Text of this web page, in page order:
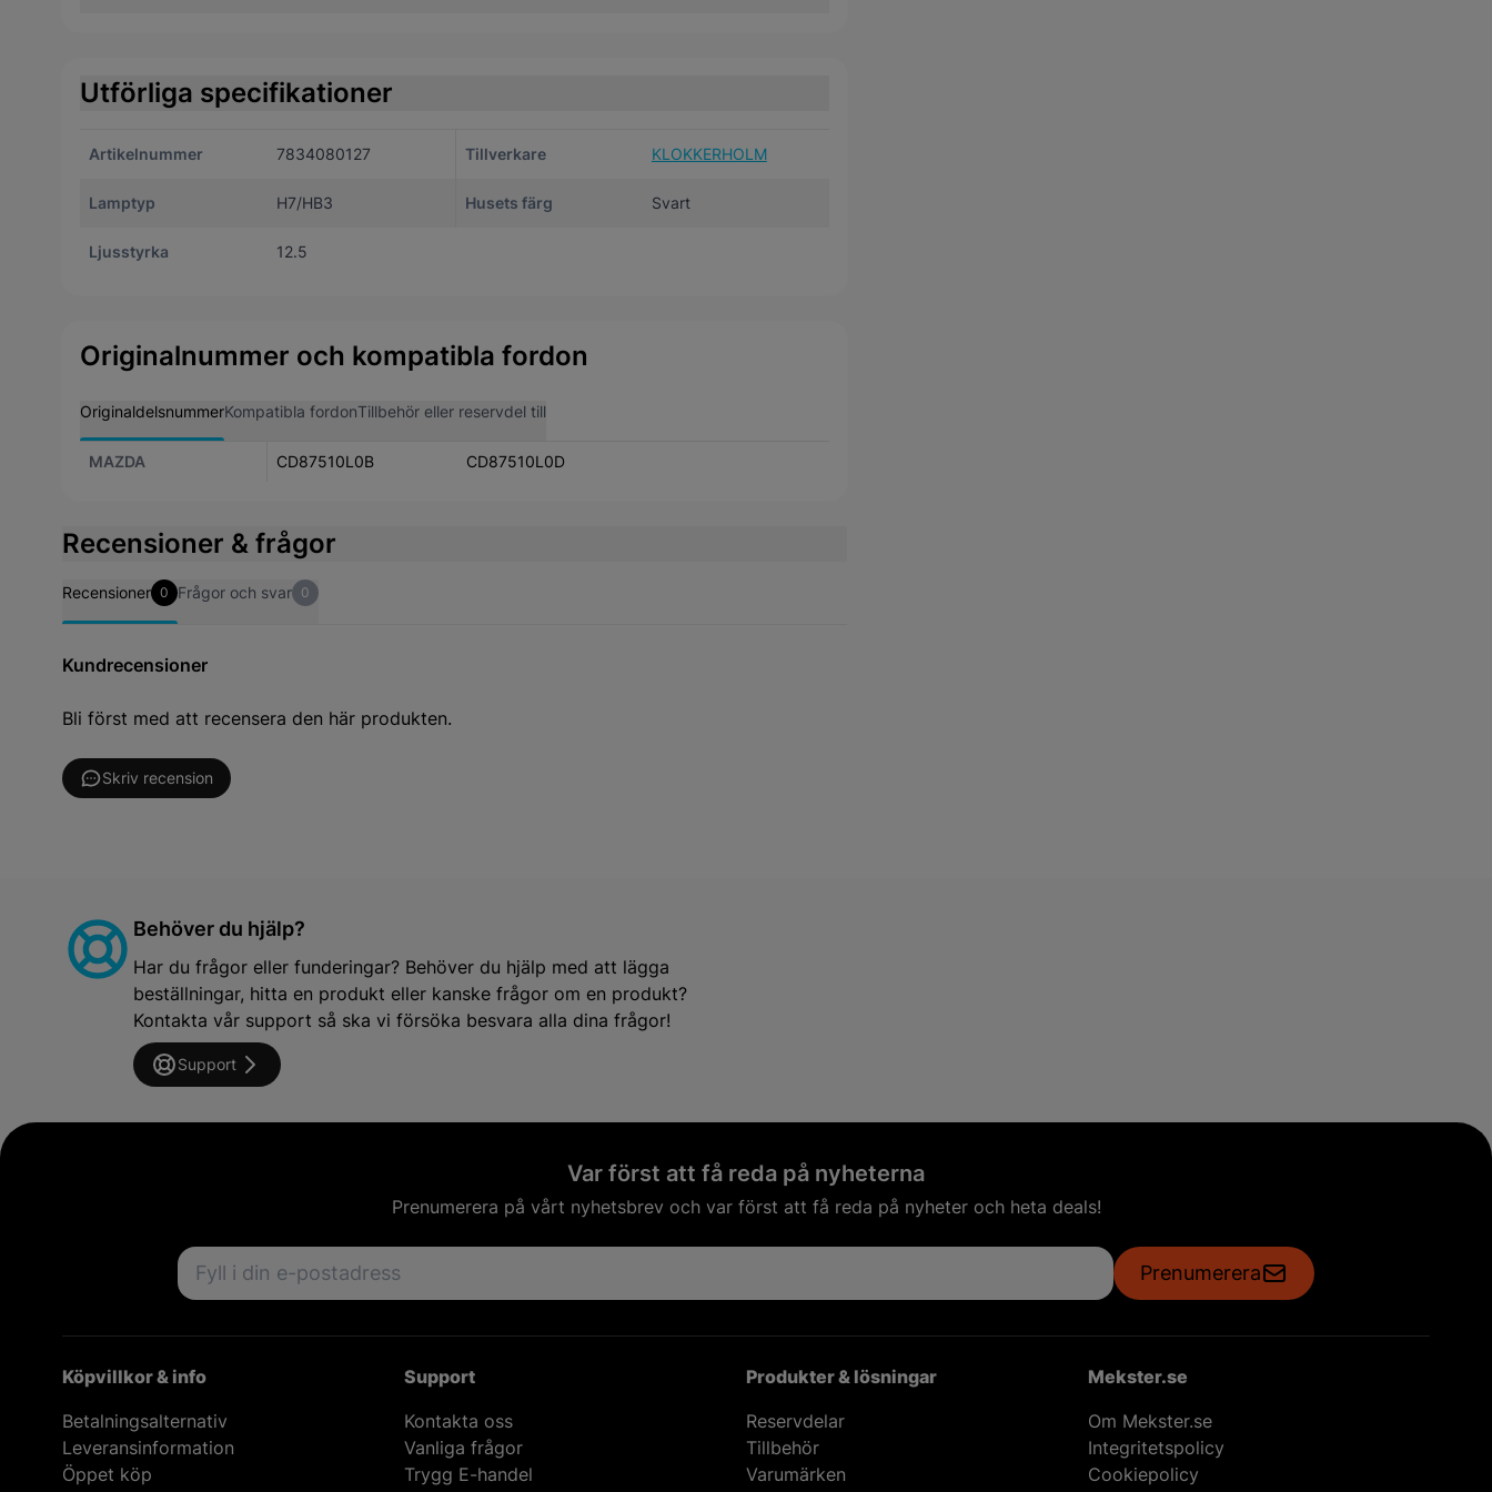
Utförliga specifikationer
Artikelnummer 7834080127 Tillverkare KLOKKERHOLM
Lamptyp H7/HB3 Husets färg Svart
Ljusstyrka 12.5
Originalnummer och kompatibla fordon
OriginaldelsnummerKompatibla fordonTillbehör eller reservdel till
MAZDA CD87510L0B CD87510L0D
Recensioner & frågor
Recensioner 0 Frågor och svar 0
Kundrecensioner
Bli först med att recensera den här produkten.
Skriv recension
Behöver du hjälp?
Har du frågor eller funderingar? Behöver du hjälp med att lägga
beställningar, hitta en produkt eller kanske frågor om en produkt?
Kontakta vår support så ska vi försöka besvara alla dina frågor!
Support
Var först att få reda på nyheterna
Prenumerera på vårt nyhetsbrev och var först att få reda på nyheter och heta deals!
Email address
Prenumerera
Köpvillkor & info
Betalningsalternativ
Leveransinformation
Öppet köp
Support
Kontakta oss
Vanliga frågor
Trygg E-handel
Produkter & lösningar
Reservdelar
Tillbehör
Varumärken
Mekster.se
Om Mekster.se
Integritetspolicy
Cookiepolicy